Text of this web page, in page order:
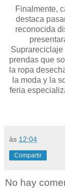
Finalmente,
destaca
reconocida
Suprareciclaje
prendas que
la ropa
la moda y la
feria
às 12:04
Compartir
No hay